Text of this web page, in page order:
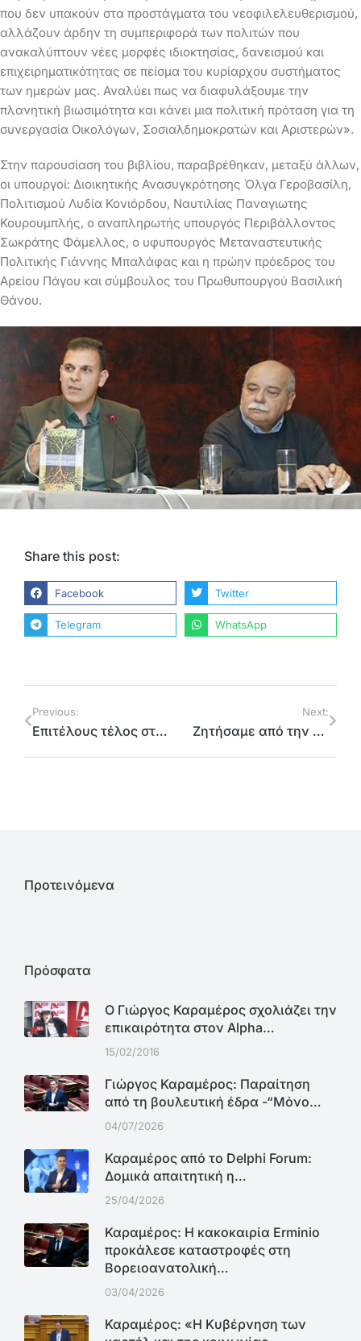
που δεν υπακούν στα προστάγματα του νεοφιλελευθερισμού,
αλλάζουν άρδην τη συμπεριφορά των πολιτών που
ανακαλύπτουν νέες μορφές ιδιοκτησίας, δανεισμού και
επιχειρηματικότητας σε πείσμα του κυρίαρχου συστήματος
των ημερών μας. Αναλύει πως να διαφυλάξουμε την
πλανητική βιωσιμότητα και κάνει μια πολιτική πρόταση για τη
συνεργασία Οικολόγων, Σοσιαλδημοκρατών και Αριστερών».
Στην παρουσίαση του βιβλίου, παραβρέθηκαν, μεταξύ άλλων,
οι υπουργοί: Διοικητικής Ανασυγκρότησης Όλγα Γεροβασίλη,
Πολιτισμού Λυδία Κονιόρδου, Ναυτιλίας Παναγιωτης
Κουρουμπλής, ο αναπληρωτής υπουργός Περιβάλλοντος
Σωκράτης Φάμελλος, ο υφυπουργός Μεταναστευτικής
Πολιτικής Γιάννης Μπαλάφας και η πρώην πρόεδρος του
Αρείου Πάγου και σύμβουλος του Πρωθυπουργού Βασιλική
Θάνου.
Share this post:
Facebook Twitter
Telegram WhatsApp
Previous:
Επιτέλους τέλος στην πλαστική σακούλα, τη θανάσιμη απειλή για το οικοσύστημα
Next:
Ζητήσαμε από την κυβέρνηση την ολοκλήρωση της Λ. Κύμης και ανταποκρίνεται με ειδική πράξη του Υπουργικού Συμβουλίου
Προτεινόμενα
Πρόσφατα
Ο Γιώργος Καραμέρος σχολιάζει την
επικαιρότητα στον Alpha…
15/02/2016
Γιώργος Καραμέρος: Παραίτηση
από τη βουλευτική έδρα -“Μόνο…
04/07/2026
Καραμέρος από το Delphi Forum:
Δομικά απαιτητική η…
25/04/2026
Καραμέρος: Η κακοκαιρία Erminio
προκάλεσε καταστροφές στη
Βορειοανατολική…
03/04/2026
Καραμέρος: «Η Κυβέρνηση των